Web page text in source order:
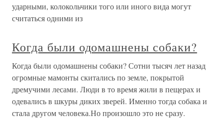
ударными, колокольчики того или иного вида могут
считаться одними из
Когда были одомашнены собаки?
Когда были одомашнены собаки? Сотни тысяч лет назад
огромные мамонты скитались по земле, покрытой
дремучими лесами. Люди в то время жили в пещерах и
одевались в шкуры диких зверей. Именно тогда собака и
стала другом человека.Но произошло это не сразу.